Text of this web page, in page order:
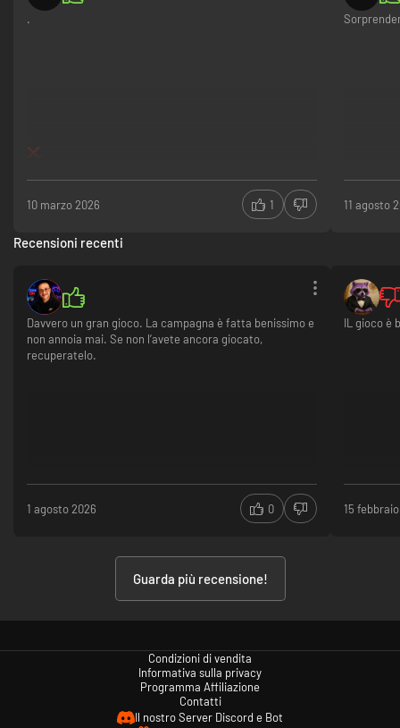
.
10 marzo 2026 1 11 agosto
Recensioni recenti
Davvero un gran gioco. La campagna è fatta benissimo e
non annoia mai. Se non l’avete ancora giocato,
recuperatelo.
1 agosto 2026 0
IL gioco è
15
Guarda più recensione!
Condizioni di vendita
Informativa sulla privacy
Programma Affiliazione
Contatti
Il nostro Server Discord e Bot